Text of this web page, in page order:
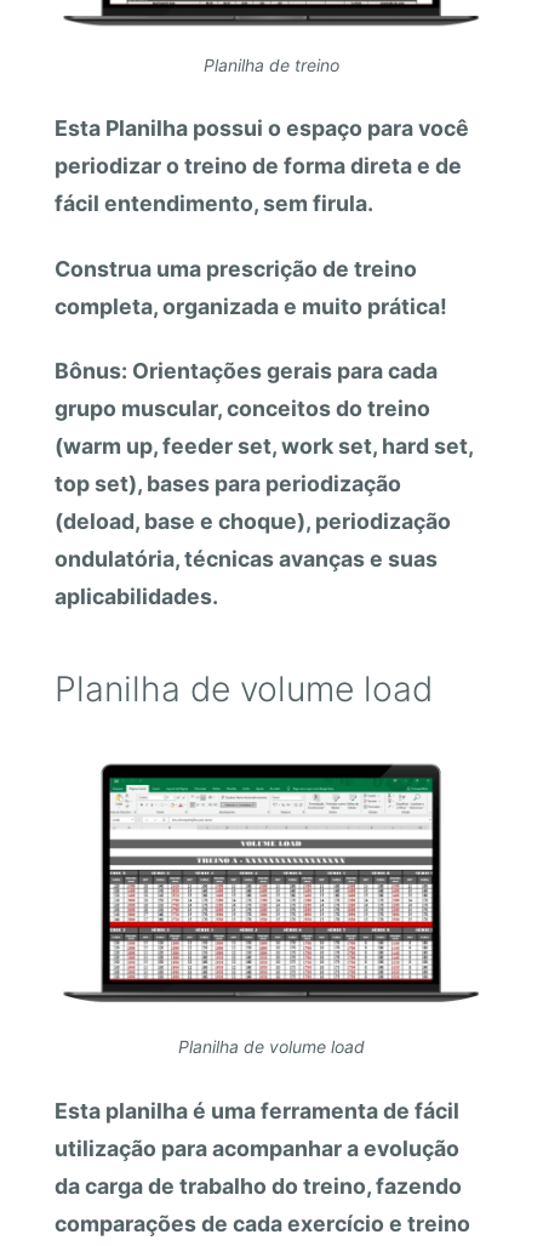
Planilha de treino
Esta Planilha possui o espaço para você
periodizar o treino de forma direta e de
fácil entendimento, sem firula.
Construa uma prescrição de treino
completa, organizada e muito prática!
Bônus: Orientações gerais para cada
grupo muscular, conceitos do treino
(warm up, feeder set, work set, hard set,
top set), bases para periodização
(deload, base e choque), periodização
ondulatória, técnicas avanças e suas
aplicabilidades.
Planilha de volume load
Planilha de volume load
Esta planilha é uma ferramenta de fácil
utilização para acompanhar a evolução
da carga de trabalho do treino, fazendo
comparações de cada exercício e treino